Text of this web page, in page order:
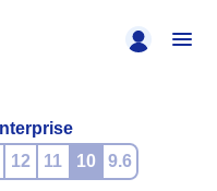
12 11 10 9.6